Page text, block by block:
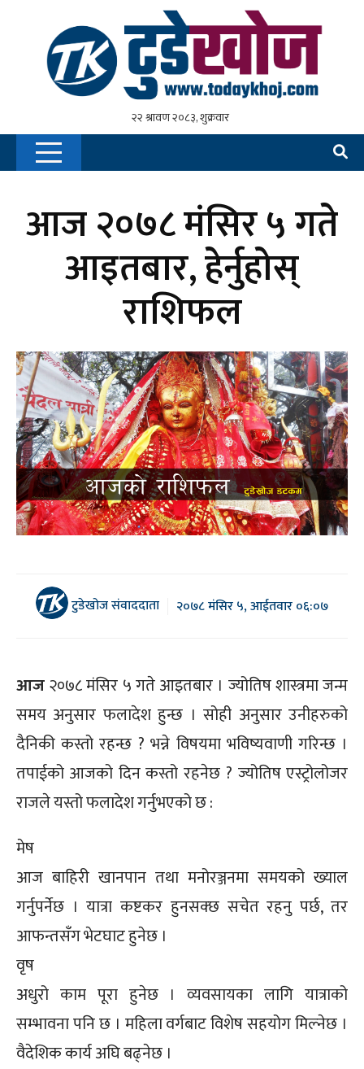
आज २०७८ मंसिर ५ गते
आइतबार, हेर्नुहोस्
राशिफल
टुडेखोज संवाददाता २०७८ मंसिर ५, आईतवार ०६:०७
आज२०७८ मंसिर ५ गते आइतबार । ज्योतिष शास्त्रमा जन्म
समय अनुसार फलादेश हुन्छ । सोही अनुसार उनीहरुको
दैनिकी कस्तो रहन्छ ? भन्ने विषयमा भविष्यवाणी गरिन्छ ।
तपाईको आजको दिन कस्तो रहनेछ ? ज्योतिष एस्ट्रोलोजर
राजले यस्तो फलादेश गर्नुभएको छ :
मेष
आज बाहिरी खानपान तथा मनोरञ्जनमा समयको ख्याल
गर्नुपर्नेछ । यात्रा कष्टकर हुनसक्छ सचेत रहनु पर्छ, तर
आफन्तसँग भेटघाट हुनेछ ।
वृष
अधुरो काम पूरा हुनेछ । व्यवसायका लागि यात्राको
सम्भावना पनि छ । महिला वर्गबाट विशेष सहयोग मिल्नेछ ।
वैदेशिक कार्य अघि बढ्नेछ ।